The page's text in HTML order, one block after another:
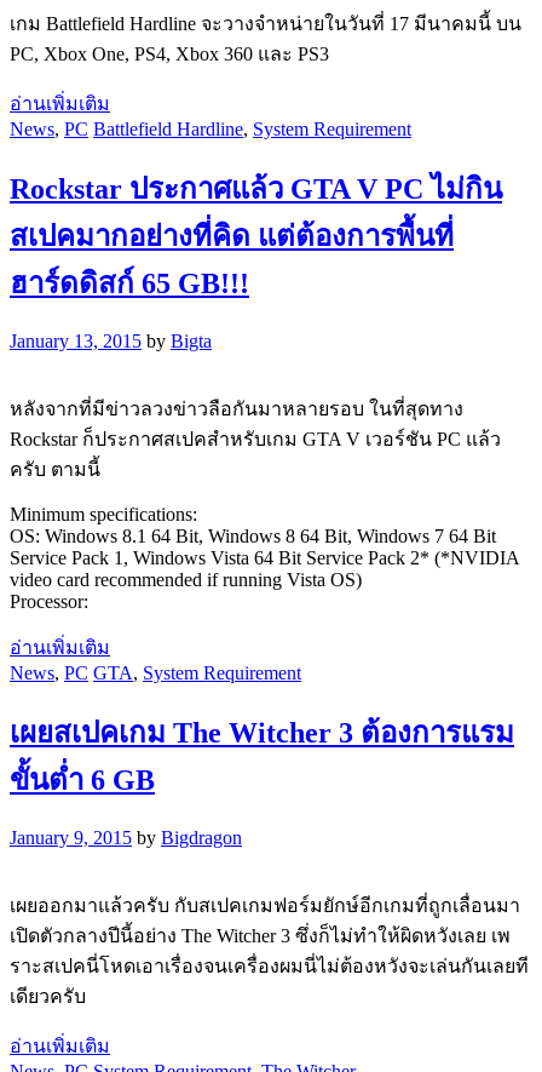
เกม Battlefield Hardline จะวางจำหน่ายในวันที่ 17 มีนาคมนี้ บน
PC, Xbox One, PS4, Xbox 360 และ PS3
อ่านเพิ่มเติม
News, PC Battlefield Hardline, System Requirement
Rockstar ประกาศแล้ว GTA V PC ไม่กิน
สเปคมากอย่างที่คิด แต่ต้องการพื้นที่
ฮาร์ดดิสก์ 65 GB!!!
January 13, 2015 by Bigta
หลังจากที่มีข่าวลวงข่าวลือกันมาหลายรอบ ในที่สุดทาง
Rockstar ก็ประกาศสเปคสำหรับเกม GTA V เวอร์ชัน PC แล้ว
ครับ ตามนี้
Minimum specifications:
OS: Windows 8.1 64 Bit, Windows 8 64 Bit, Windows 7 64 Bit
Service Pack 1, Windows Vista 64 Bit Service Pack 2* (*NVIDIA
video card recommended if running Vista OS)
Processor:
อ่านเพิ่มเติม
News, PC GTA, System Requirement
เผยสเปคเกม The Witcher 3 ต้องการแรม
ขั้นต่ำ 6 GB
January 9, 2015 by Bigdragon
เผยออกมาแล้วครับ กับสเปคเกมฟอร์มยักษ์อีกเกมที่ถูกเลื่อนมา
เปิดตัวกลางปีนี้อย่าง The Witcher 3 ซึ่งก็ไม่ทำให้ผิดหวังเลย เพ
ราะสเปคนี่โหดเอาเรื่องจนเครื่องผมนี่ไม่ต้องหวังจะเล่นกันเลยที
เดียวครับ
อ่านเพิ่มเติม